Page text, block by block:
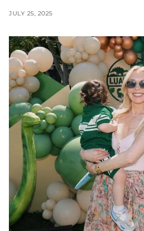
JULY 25, 2025